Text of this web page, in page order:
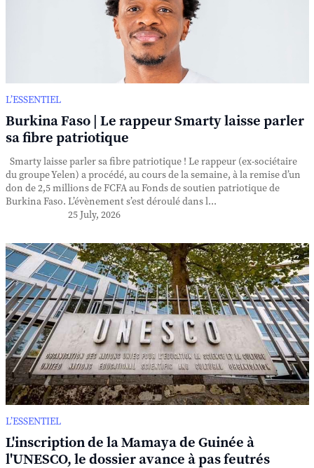
L’ESSENTIEL
Burkina Faso | Le rappeur Smarty laisse parler
sa fibre patriotique
Smarty laisse parler sa fibre patriotique ! Le rappeur (ex-sociétaire
du groupe Yelen) a procédé, au cours de la semaine, à la remise d’un
don de 2,5 millions de FCFA au Fonds de soutien patriotique de
Burkina Faso. L’évènement s’est déroulé dans l...
25 July, 2026
L’ESSENTIEL
L'inscription de la Mamaya de Guinée à
l'UNESCO, le dossier avance à pas feutrés